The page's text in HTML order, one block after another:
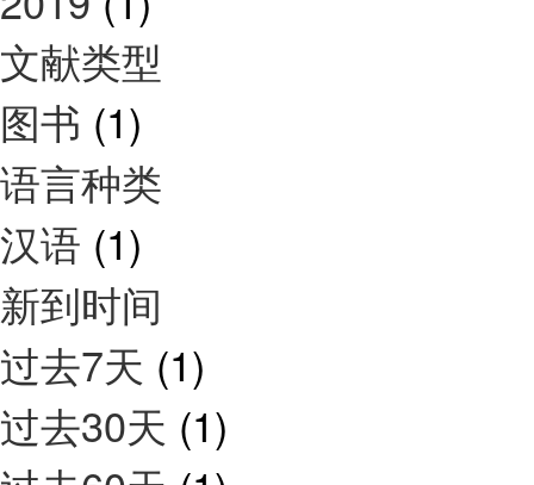
文献类型
图书 (1)
语言种类
汉语 (1)
新到时间
过去7天 (1)
过去30天 (1)